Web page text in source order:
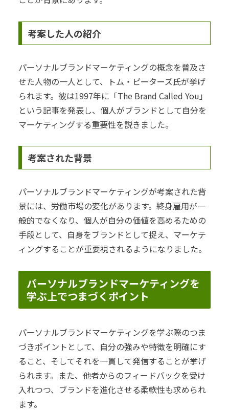
考案した人の紹介
パーソナルブランドマーケティングの概念を普及さ
せた人物の一人として、トム・ピーターズ氏が挙げ
られます。彼は1997年に「The Brand Called You」
という記事を発表し、個人がブランドとして自分を
マーケティングする重要性を説きました。
考案された背景
パーソナルブランドマーケティングが考案された背
景には、労働市場の変化があります。終身雇用が一
般的でなくなり、個人が自分の価値を高めるための
手段として、自身をブランドとして捉え、マーケテ
ィングすることが重要視されるようになりました。
パーソナルブランドマーケティングを
学ぶ上でつまづくポイント
パーソナルブランドマーケティングを学ぶ際のつま
づきポイントとして、自分の強みや特徴を明確にす
ること、そしてそれを一貫して発信することが挙げ
られます。また、他者からのフィードバックを受け
入れつつ、ブランドを進化させる柔軟性も求められ
ます。